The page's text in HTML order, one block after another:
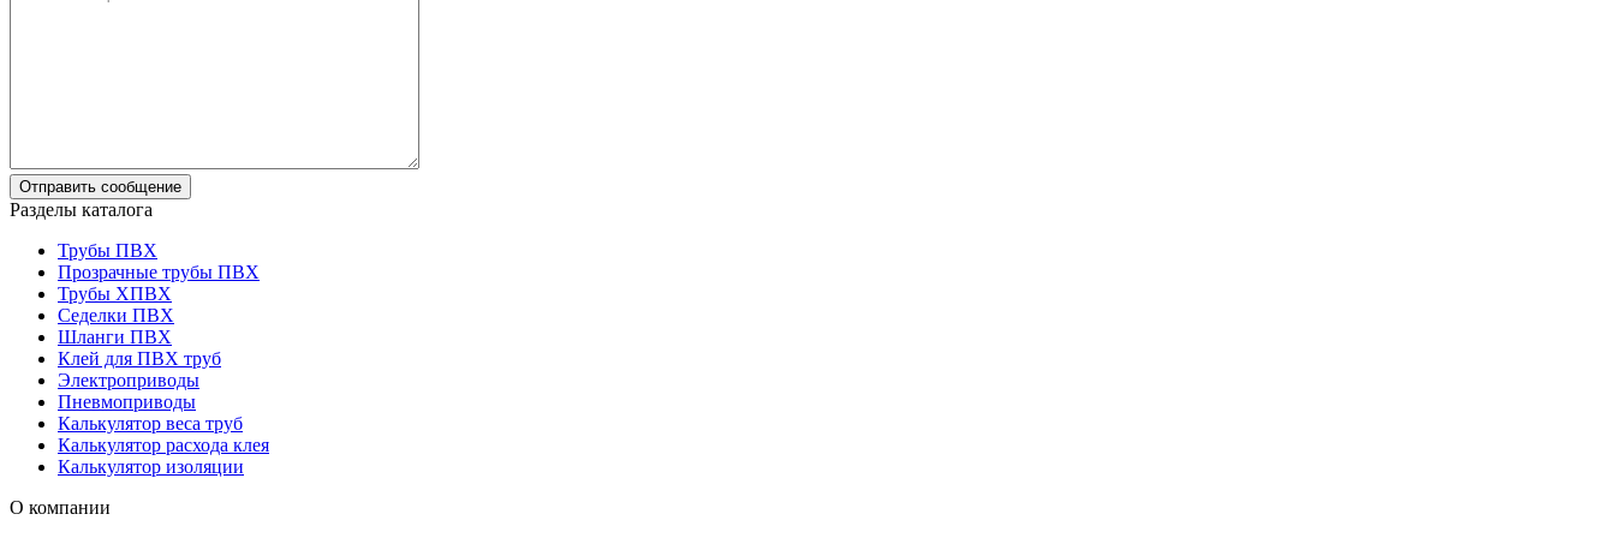
Разделы каталога
Трубы ПВХ
Прозрачные трубы ПВХ
Трубы ХПВХ
Седелки ПВХ
Шланги ПВХ
Клей для ПВХ труб
Электроприводы
Пневмоприводы
Калькулятор веса труб
Калькулятор расхода клея
Калькулятор изоляции
О компании